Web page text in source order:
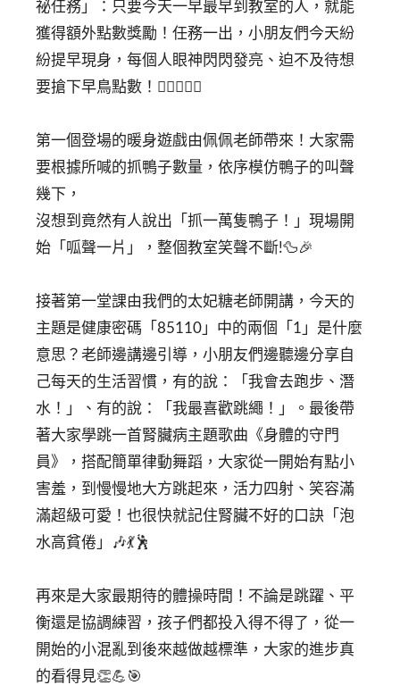
祕任務」：只要今天一早最早到教室的人，就能
獲得額外點數獎勵！任務一出，小朋友們今天紛
紛提早現身，每個人眼神閃閃發亮、迫不及待想
要搶下早鳥點數！🏃‍♀️🏃‍♂️✨⁣
第一個登場的暖身遊戲由佩佩老師帶來！大家需
要根據所喊的抓鴨子數量，依序模仿鴨子的叫聲
幾下，⁣
沒想到竟然有人說出「抓一萬隻鴨子！」現場開
始「呱聲一片」，整個教室笑聲不斷!🦆🎉⁣
接著第一堂課由我們的太妃糖老師開講，今天的
主題是健康密碼「85110」中的兩個「1」是什麼
意思？老師邊講邊引導，小朋友們邊聽邊分享自
己每天的生活習慣，有的說：「我會去跑步、潛
水！」、有的說：「我最喜歡跳繩！」。最後帶
著大家學跳一首腎臟病主題歌曲《身體的守門
員》，搭配簡單律動舞蹈，大家從一開始有點小
害羞，到慢慢地大方跳起來，活力四射、笑容滿
滿超級可愛！也很快就記住腎臟不好的口訣「泡
水高貧倦」🎶💃🕺⁣
再來是大家最期待的體操時間！不論是跳躍、平
衡還是協調練習，孩子們都投入得不得了，從一
開始的小混亂到後來越做越標準，大家的進步真
的看得見👏💪🎯⁣